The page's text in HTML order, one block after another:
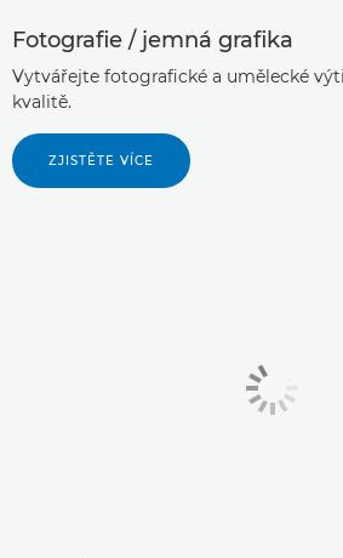
Fotografie / jemná grafika
Vytvářejte fotografické a umělecké
kvalitě.
ZJISTĚTE VÍCE